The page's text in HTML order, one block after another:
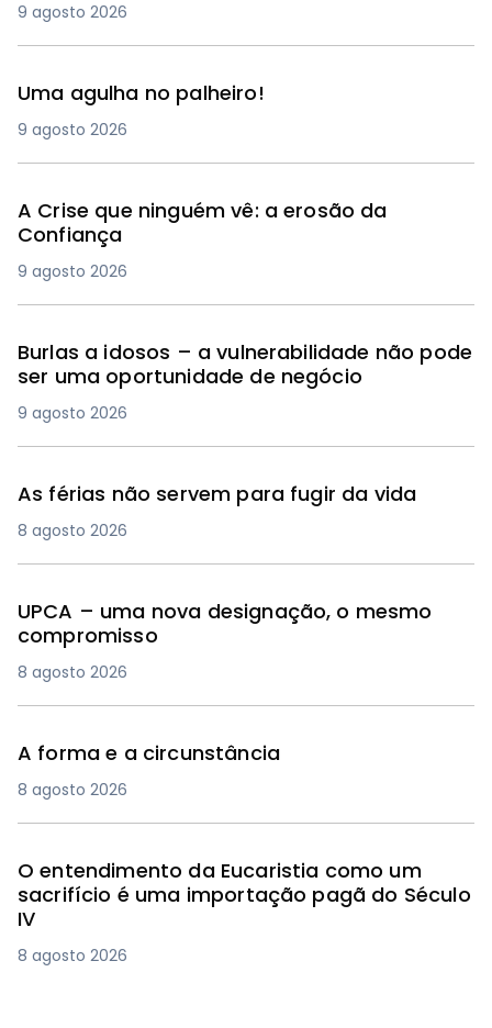
9 agosto 2026
Uma agulha no palheiro!
9 agosto 2026
A Crise que ninguém vê: a erosão da
Confiança
9 agosto 2026
Burlas a idosos – a vulnerabilidade não pode
ser uma oportunidade de negócio
9 agosto 2026
As férias não servem para fugir da vida
8 agosto 2026
UPCA – uma nova designação, o mesmo
compromisso
8 agosto 2026
A forma e a circunstância
8 agosto 2026
O entendimento da Eucaristia como um
sacrifício é uma importação pagã do Século
IV
8 agosto 2026